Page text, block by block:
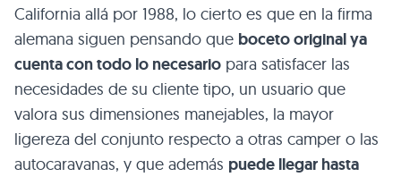
California allá por 1988, lo cierto es que en la firma
alemana siguen pensando que boceto original ya
cuenta con todo lo necesario para satisfacer las
necesidades de su cliente tipo, un usuario que
valora sus dimensiones manejables, la mayor
ligereza del conjunto respecto a otras camper o las
autocaravanas, y que además puede llegar hasta